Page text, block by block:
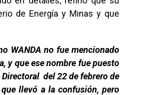
de Energía y Minas y que
WANDA no fue mencionado
y que ese nombre fue puesto
del 22 de febrero de
llevó a la confusión, pero